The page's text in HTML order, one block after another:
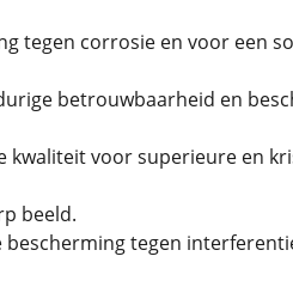
tegen corrosie en voor een
betrouwbaarheid en
kwaliteit voor superieure en
beeld.
tegen